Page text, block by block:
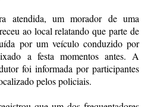
atendida, um morador de uma
ao local relatando que parte de
por um veículo conduzido por
a festa momentos antes. A
foi informada por participantes
pelos policiais.